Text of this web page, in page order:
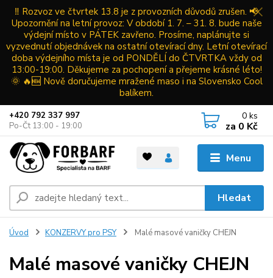
‼️ Rozvoz ve čtvrtek 13.8 je z provozních důvodů zrušen. 📢
Upozornění na letní provoz: V období 1. 7. – 31. 8. bude naše
výdejní místo v PÁTEK zavřeno. Prosíme, naplánujte si
vyzvednutí objednávek na ostatní otevírací dny. Letní otevírací
doba výdejního místa je od PONDĚLÍ do ČTVRTKA vždy od
13:00-19:00. Děkujeme za pochopení a přejeme krásné léto!
🌞 🔥🆕 Nově doručujeme mražené maso i na Slovensko Cool
balíkem.
Menu
Hledat
+420 792 337 997
Po-Čt 13:00 - 19:00
0 ks
za 0 Kč
Úvod KONZERVY pro PSY Malé masové vaničky CHEJN
Malé masové vaničky CHEJN